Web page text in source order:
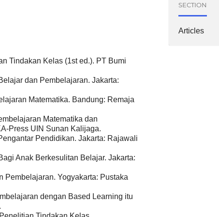
Tindakan Kelas (1st ed.). PT Bumi
dan Pembelajaran. Jakarta:
Matematika. Bandung: Remaja
Matematika dan
Press UIN Sunan Kalijaga.
Pendidikan. Jakarta: Rajawali
Anak Berkesulitan Belajar. Jakarta:
Pembelajaran. Yogyakarta: Pustaka
dengan Based Learning itu
SECTION
Articles